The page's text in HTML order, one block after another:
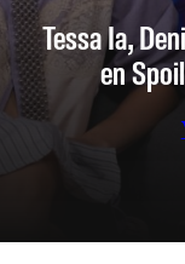
Tessa Ia,
en